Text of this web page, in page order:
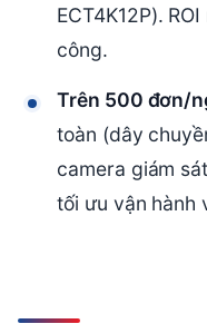
ECT4K12P).
công.
Trên 500 đơn/
toàn (dây
camera giám
tối ưu vận hành